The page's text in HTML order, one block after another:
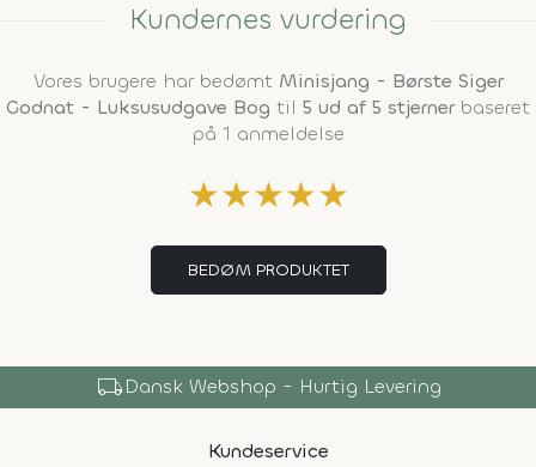
Kundernes vurdering
Vores brugere har bedømt Minisjang - Børste Siger
Godnat - Luksusudgave Bog til 5 ud af 5 stjernerbaseret
på 1 anmeldelse
★★★★★
BEDØM PRODUKTET
local_shippingDansk Webshop - Hurtig Levering
Kundeservice